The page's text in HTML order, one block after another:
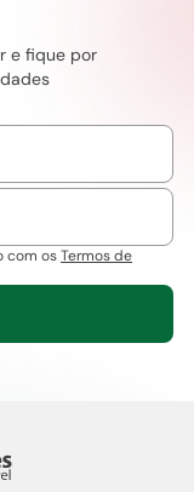
e fique por
com osTermos de